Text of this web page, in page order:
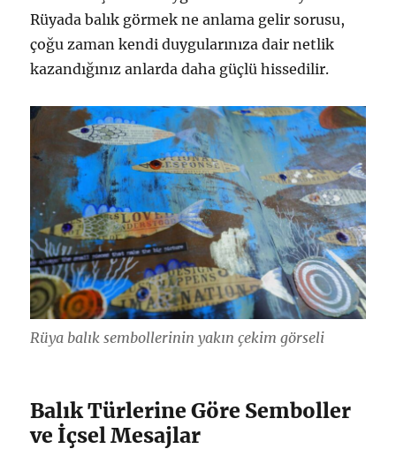
Rüyada balık görmek ne anlama gelir sorusu,
çoğu zaman kendi duygularınıza dair netlik
kazandığınız anlarda daha güçlü hissedilir.
Rüya balık sembollerinin yakın çekim görseli
Balık Türlerine Göre Semboller
ve İçsel Mesajlar